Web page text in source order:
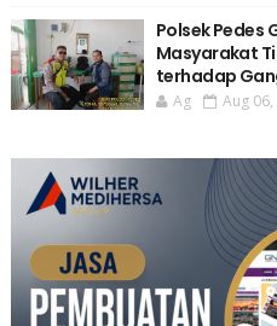
Polsek Pedes
Masyarakat
terhadap
Ag Aug